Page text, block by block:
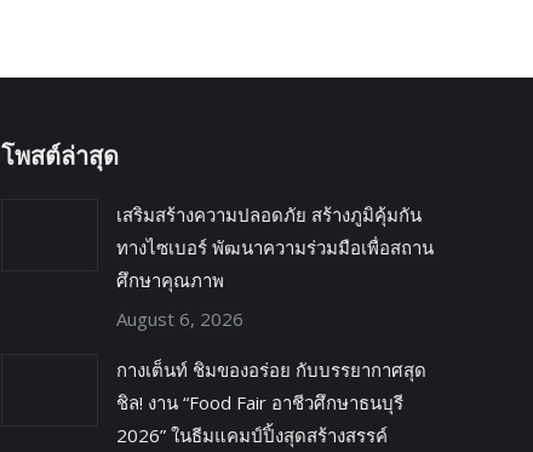
โพสต์ล่าสุด
เสริมสร้างความปลอดภัย สร้างภูมิคุ้มกัน
ทางไซเบอร์ พัฒนาความร่วมมือเพื่อสถาน
ศึกษาคุณภาพ
August 6, 2026
กางเต็นท์ ชิมของอร่อย กับบรรยากาศสุด
ชิล! งาน “Food Fair อาชีวศึกษาธนบุรี
2026” ในธีมแคมป์ปิ้งสุดสร้างสรรค์